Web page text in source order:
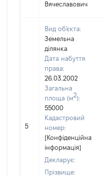
Вячеславович
5
Вид об'єкта:
Земельна
ділянка
Дата набуття
права:
26.03.2002
Загальна
площа (м2):
55000
Кадастровий
номер:
[Конфіденційна
інформація]
Декларує:
Прізвище: